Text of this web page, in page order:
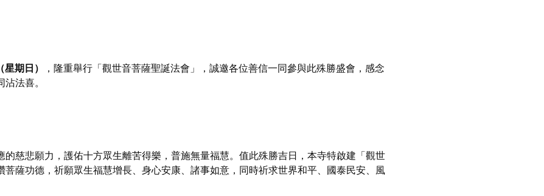
期日）
，隆重舉行「觀世音菩薩聖誕法會」，誠邀各位善信一同參與此殊勝盛會，感念
法喜。
的慈悲願力，護佑十方眾生離苦得樂，普施無量福慧。值此殊勝吉日，本寺特啟建「觀世
菩薩功德，祈願眾生福慧增長、身心安康、諸事如意，同時祈求世界和平、國泰民安、風